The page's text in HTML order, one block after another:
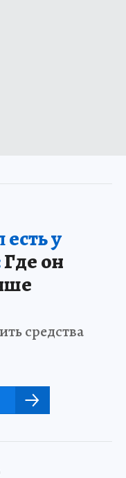
у
Где он
средства